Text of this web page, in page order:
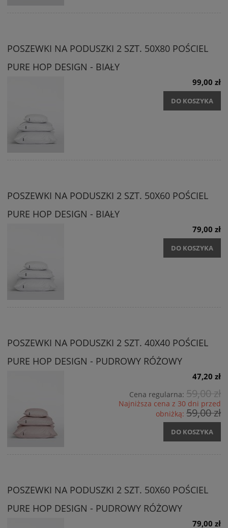
POSZEWKI NA PODUSZKI 2 SZT. 50X80 POŚCIEL
PURE HOP DESIGN - BIAŁY
99,00 zł
DO KOSZYKA
POSZEWKI NA PODUSZKI 2 SZT. 50X60 POŚCIEL
PURE HOP DESIGN - BIAŁY
79,00 zł
DO KOSZYKA
POSZEWKI NA PODUSZKI 2 SZT. 40X40 POŚCIEL
PURE HOP DESIGN - PUDROWY RÓŻOWY
47,20 zł
Cena regularna: 59,00 zł
Najniższa cena z 30 dni przed
obniżką: 59,00 zł
DO KOSZYKA
POSZEWKI NA PODUSZKI 2 SZT. 50X60 POŚCIEL
PURE HOP DESIGN - PUDROWY RÓŻOWY
79,00 zł